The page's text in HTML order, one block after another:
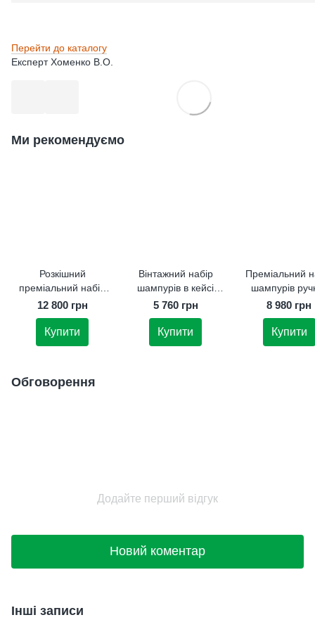
Перейти до каталогу
Експерт Хоменко В.О.
Ми рекомендуємо
Розкішний
преміальний набір
шампурів ручної
роботи Lux-Premium
12 800 грн
Купити
Вінтажний набір
шампурів в кейсі
Vintage №3-1.
Подарунок для сина
5 760 грн
Купити
Преміальний
шампурів
роботи Lux-
№10
8 980 грн
Купити
Обговорення
Додайте перший відгук
Новий коментар
Інші записи